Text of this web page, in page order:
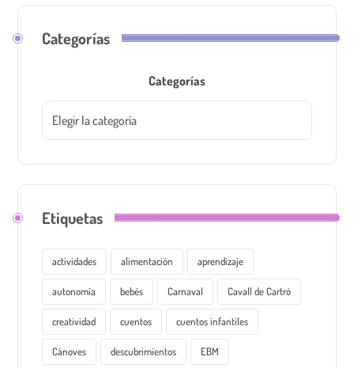
Categorías
Categorías
Etiquetas
actividades alimentación aprendizaje
autonomía bebés Carnaval Cavall de Cartró
creatividad cuentos cuentos infantiles
Cànoves descubrimientos EBM